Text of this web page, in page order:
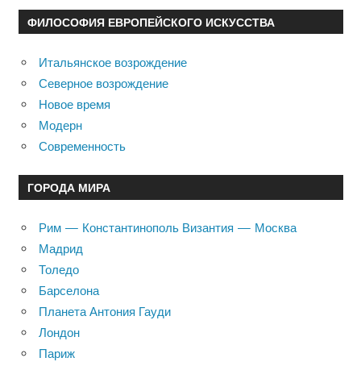
ФИЛОСОФИЯ ЕВРОПЕЙСКОГО ИСКУССТВА
Итальянское возрождение
Северное возрождение
Новое время
Модерн
Современность
ГОРОДА МИРА
Рим — Константинополь Византия — Москва
Мадрид
Толедо
Барселона
Планета Антония Гауди
Лондон
Париж